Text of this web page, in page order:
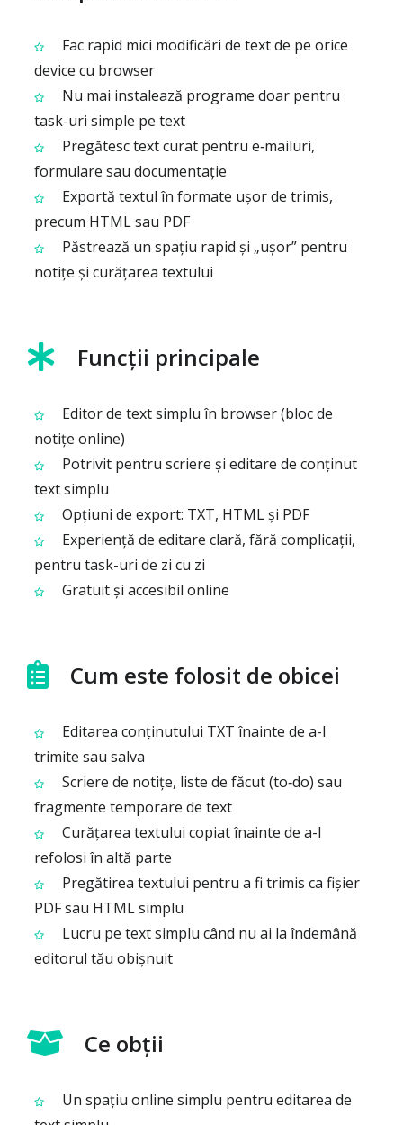
Fac rapid mici modificări de text de pe orice
device cu browser
Nu mai instalează programe doar pentru
task-uri simple pe text
Pregătesc text curat pentru e‑mailuri,
formulare sau documentație
Exportă textul în formate ușor de trimis,
precum HTML sau PDF
Păstrează un spațiu rapid și „ușor” pentru
notițe și curățarea textului
Funcții principale
Editor de text simplu în browser (bloc de
notițe online)
Potrivit pentru scriere și editare de conținut
text simplu
Opțiuni de export: TXT, HTML și PDF
Experiență de editare clară, fără complicații,
pentru task-uri de zi cu zi
Gratuit și accesibil online
Cum este folosit de obicei
Editarea conținutului TXT înainte de a-l
trimite sau salva
Scriere de notițe, liste de făcut (to‑do) sau
fragmente temporare de text
Curățarea textului copiat înainte de a-l
refolosi în altă parte
Pregătirea textului pentru a fi trimis ca fișier
PDF sau HTML simplu
Lucru pe text simplu când nu ai la îndemână
editorul tău obișnuit
Ce obții
Un spațiu online simplu pentru editarea de